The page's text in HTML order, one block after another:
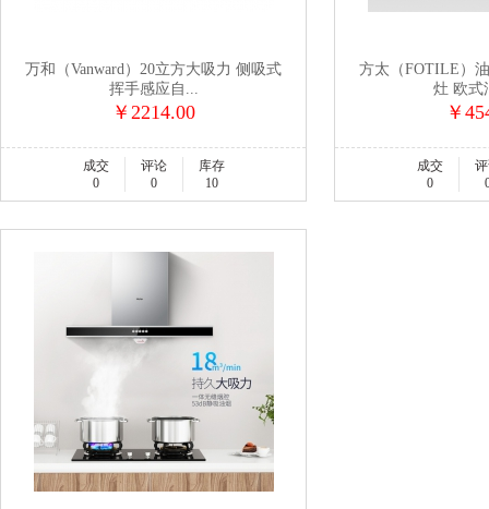
万和（Vanward）20立方大吸力 侧吸式
挥手感应自...
￥2214.00
成交
0
评论
0
库存
10
方太（FOTILE）
灶 欧式
￥
成交
0